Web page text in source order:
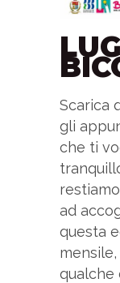
Scarica
gli
che ti
ad
questa
qualche